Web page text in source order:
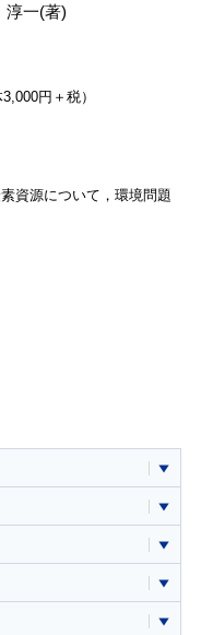
淳一(著)
円＋税）
資源について，環境問題